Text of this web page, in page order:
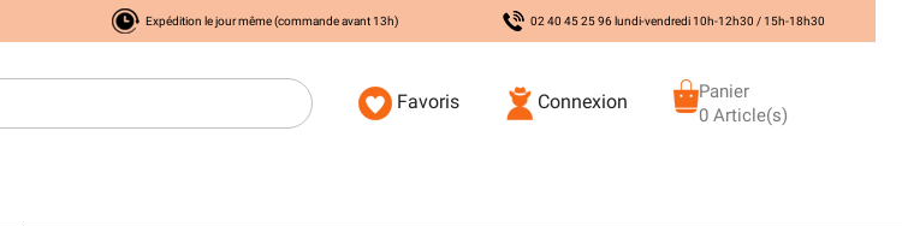
Expédition le jour même (commande avant 13h) 02 40 45 25 96 lundi-vendredi 10h-12h30 / 15h-18h30
Favoris Connexion
Panier
0 Article(s)